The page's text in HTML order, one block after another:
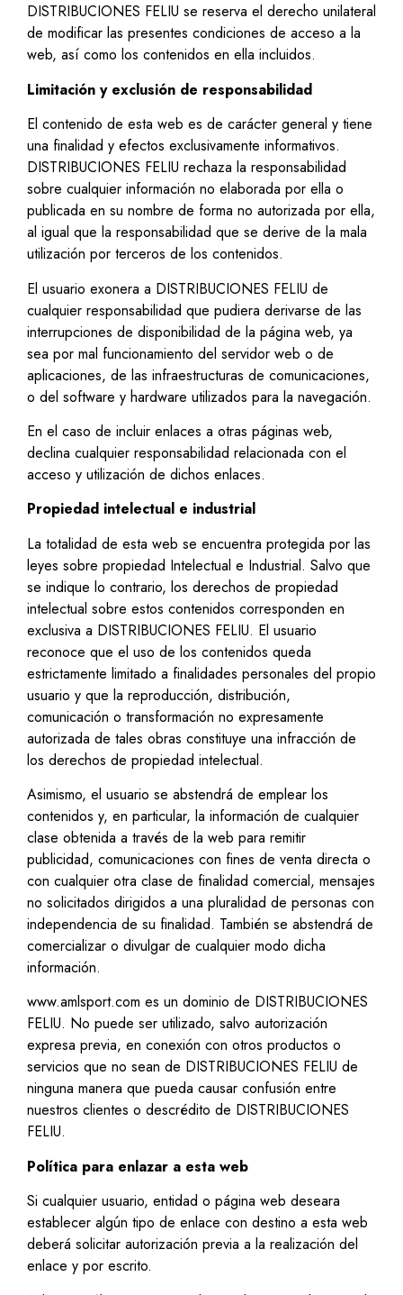
DISTRIBUCIONES FELIU se reserva el derecho unilateral
de modificar las presentes condiciones de acceso a la
web, así como los contenidos en ella incluidos.
Limitación y exclusión de responsabilidad
El contenido de esta web es de carácter general y tiene
una finalidad y efectos exclusivamente informativos.
DISTRIBUCIONES FELIU rechaza la responsabilidad
sobre cualquier información no elaborada por ella o
publicada en su nombre de forma no autorizada por ella,
al igual que la responsabilidad que se derive de la mala
utilización por terceros de los contenidos.
El usuario exonera a DISTRIBUCIONES FELIU de
cualquier responsabilidad que pudiera derivarse de las
interrupciones de disponibilidad de la página web, ya
sea por mal funcionamiento del servidor web o de
aplicaciones, de las infraestructuras de comunicaciones,
o del software y hardware utilizados para la navegación.
En el caso de incluir enlaces a otras páginas web,
declina cualquier responsabilidad relacionada con el
acceso y utilización de dichos enlaces.
Propiedad intelectual e industrial
La totalidad de esta web se encuentra protegida por las
leyes sobre propiedad Intelectual e Industrial. Salvo que
se indique lo contrario, los derechos de propiedad
intelectual sobre estos contenidos corresponden en
exclusiva a DISTRIBUCIONES FELIU. El usuario
reconoce que el uso de los contenidos queda
estrictamente limitado a finalidades personales del propio
usuario y que la reproducción, distribución,
comunicación o transformación no expresamente
autorizada de tales obras constituye una infracción de
los derechos de propiedad intelectual.
Asimismo, el usuario se abstendrá de emplear los
contenidos y, en particular, la información de cualquier
clase obtenida a través de la web para remitir
publicidad, comunicaciones con fines de venta directa o
con cualquier otra clase de finalidad comercial, mensajes
no solicitados dirigidos a una pluralidad de personas con
independencia de su finalidad. También se abstendrá de
comercializar o divulgar de cualquier modo dicha
información.
www.amlsport.com es un dominio de DISTRIBUCIONES
FELIU. No puede ser utilizado, salvo autorización
expresa previa, en conexión con otros productos o
servicios que no sean de DISTRIBUCIONES FELIU de
ninguna manera que pueda causar confusión entre
nuestros clientes o descrédito de DISTRIBUCIONES
FELIU.
Política para enlazar a esta web
Si cualquier usuario, entidad o página web deseara
establecer algún tipo de enlace con destino a esta web
deberá solicitar autorización previa a la realización del
enlace y por escrito.